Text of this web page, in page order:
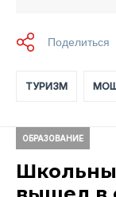
ТУРИЗМ
ОБРАЗОВАНИЕ